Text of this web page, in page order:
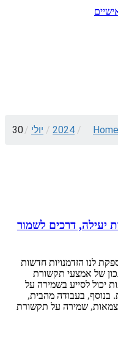
Home
/
2024
/ יולי /
30
יעילה, דרכים לשמור
לנו הזדמנויות חדשות
נכון של אמצעי תקשורת
יכול לסייע בשמירה על
בנוסף, בעבודה מהבית,
שמירה על תקשורת